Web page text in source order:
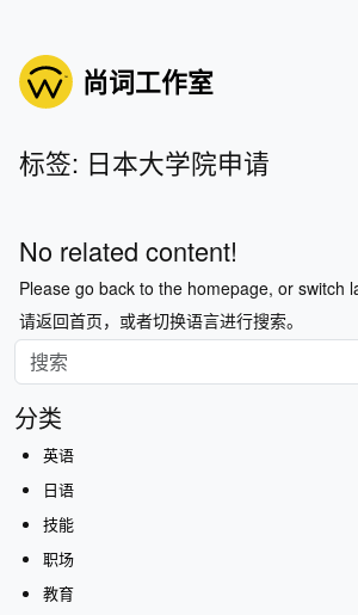
尚词工作室
标签: 日本大学院申请
No related content!
Please go back to the homepage, or switch
请返回首页，或者切换语言进行搜索。
分类
英语
日语
技能
职场
教育